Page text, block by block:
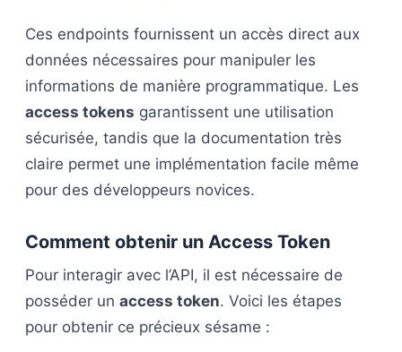
Ces endpoints fournissent un accès direct aux
données nécessaires pour manipuler les
informations de manière programmatique. Les
access tokens garantissent une utilisation
sécurisée, tandis que la documentation très
claire permet une implémentation facile même
pour des développeurs novices.
Comment obtenir un Access Token
Pour interagir avec l’API, il est nécessaire de
posséder un access token. Voici les étapes
pour obtenir ce précieux sésame :